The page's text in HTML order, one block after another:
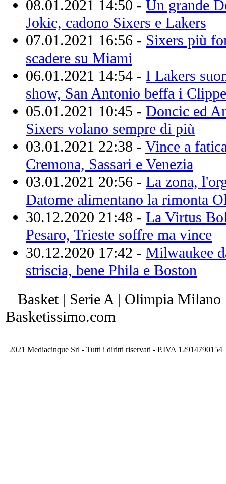
08.01.2021 14:50 - Un grande
Jokic, cadono Sixers e Lakers
07.01.2021 16:56 - Sixers più
scadere su Miami
06.01.2021 14:54 - I Lakers
show, San Antonio beffa i
05.01.2021 10:45 - Doncic ed
Sixers volano sempre di più
03.01.2021 22:38 - Vince a
Cremona, Sassari e Venezia
03.01.2021 20:56 - La zona,
Datome alimentano la rimonta
30.12.2020 21:48 - La Virtus
Pesaro, Trieste soffre ma vince
30.12.2020 17:42 - Milwaukee
striscia, bene Phila e Boston
Basket | Serie A | Olimpia
Basketissimo.com
2021 Mediacinque Srl - Tutti i diritti riservati - P.IVA 12914790154